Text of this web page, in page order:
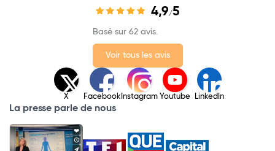
4,9/5
Basé sur 62 avis.
Voir tous les avis
X Facebook Instagram Youtube LinkedIn
La presse parle de nous